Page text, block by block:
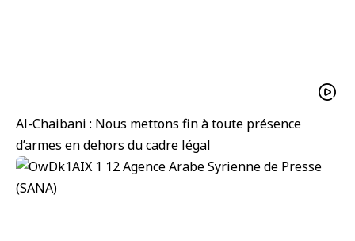
Al-Chaibani : Nous mettons fin à toute présence
d’armes en dehors du cadre légal